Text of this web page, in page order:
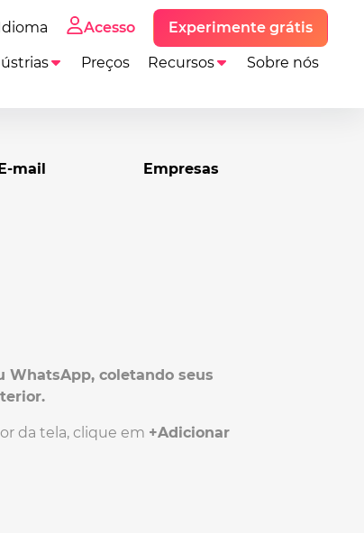
Acesso Experimente grátis
Preços Recursos Sobre nós
mail Empresas
WhatsApp, coletando seus
da tela, clique em +Adicionar